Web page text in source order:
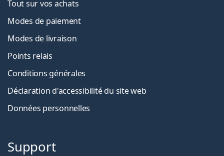
Tout sur vos achats
Modes de paiement
Modes de livraison
Points relais
Conditions générales
Déclaration d'accessibilité du site web
Données personnelles
Support